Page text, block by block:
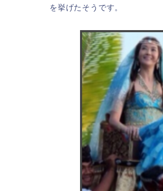
を挙げたそうです。